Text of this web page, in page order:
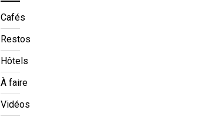
Cafés
Restos
Hôtels
À faire
Vidéos